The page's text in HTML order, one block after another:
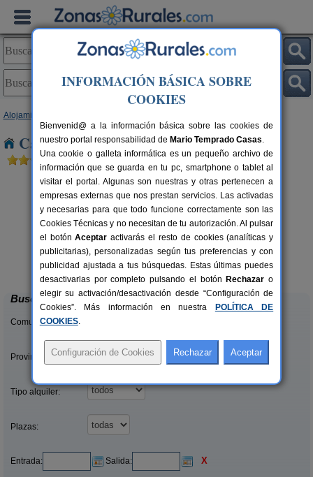
Alojamientos
Casas Rurales cerca de Murcia capital
4-10+2 pers.
desde30 €
Casa Rural Los Corteses
Los Diaz (Murcia)
Buscar
Comunidades:
Provincias/Islas:
Tipo alquiler:
Plazas:
Entrada: Salida: X
INFORMACIÓN BÁSICA SOBRE
COOKIES
Bienvenid@ a la información básica sobre las cookies de
nuestro portal responsabilidad de Mario Temprado Casas.
Una cookie o galleta informática es un pequeño archivo de
información que se guarda en tu pc, smartphone o tablet al
visitar el portal. Algunas son nuestras y otras pertenecen a
empresas externas que nos prestan servicios. Las activadas
y necesarias para que todo funcione correctamente son las
Cookies Técnicas y no necesitan de tu autorización. Al pulsar
el botónAceptar activarás el resto de cookies (analíticas y
publicitarias), personalizadas según tus preferencias y con
publicidad ajustada a tus búsquedas. Estas últimas puedes
desactivarlas por completo pulsando el botón Rechazar o
elegir su activación/desactivación desde “Configuración de
Cookies”. Más información en nuestra
POLÍTICA DE
COOKIES.